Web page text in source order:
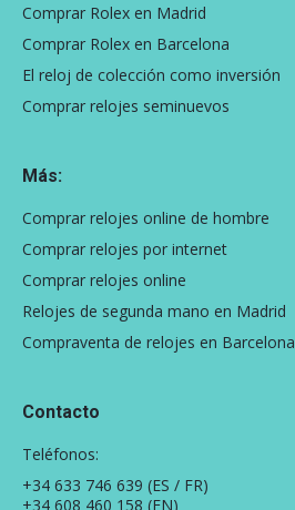
Comprar Rolex en Madrid
Comprar Rolex en Barcelona
El reloj de colección como inversión
Comprar relojes seminuevos
Más:
Comprar relojes online de hombre
Comprar relojes por internet
Comprar relojes online
Relojes de segunda mano en Madrid
Compraventa de relojes en Barcelona
Contacto
Teléfonos:
+34 633 746 639 (ES / FR)
+34 608 460 158 (EN)